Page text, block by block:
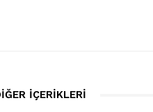
İÇERIKLERI